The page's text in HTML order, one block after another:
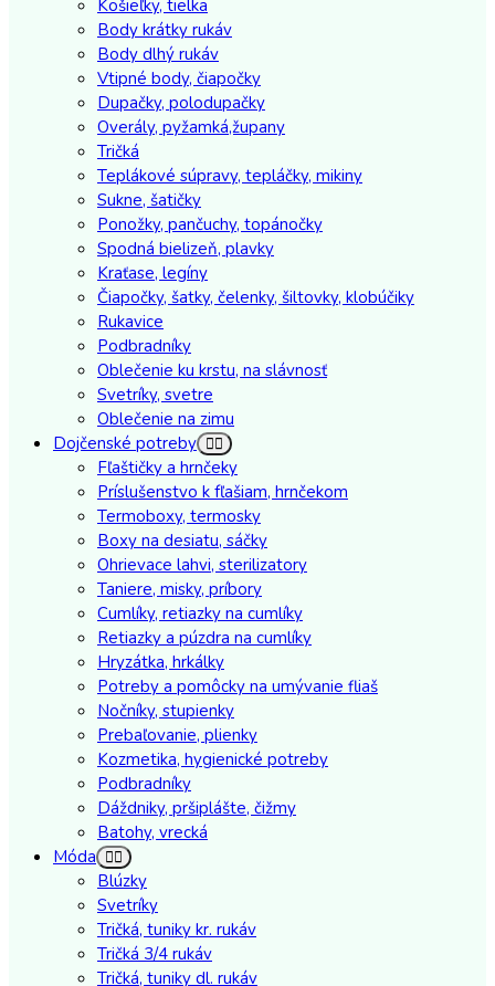
Košieľky, tielka
Body krátky rukáv
Body dlhý rukáv
Vtipné body, čiapočky
Dupačky, polodupačky
Overály, pyžamká,župany
Tričká
Teplákové súpravy, tepláčky, mikiny
Sukne, šatičky
Ponožky, pančuchy, topánočky
Spodná bielizeň, plavky
Kraťase, legíny
Čiapočky, šatky, čelenky, šiltovky, klobúčiky
Rukavice
Podbradníky
Oblečenie ku krstu, na slávnosť
Svetríky, svetre
Oblečenie na zimu
Dojčenské potreby
Fľaštičky a hrnčeky
Príslušenstvo k fľašiam, hrnčekom
Termoboxy, termosky
Boxy na desiatu, sáčky
Ohrievace lahvi, sterilizatory
Taniere, misky, príbory
Cumlíky, retiazky na cumlíky
Retiazky a púzdra na cumlíky
Hryzátka, hrkálky
Potreby a pomôcky na umývanie fliaš
Nočníky, stupienky
Prebaľovanie, plienky
Kozmetika, hygienické potreby
Podbradníky
Dáždniky, pršiplášte, čižmy
Batohy, vrecká
Móda
Blúzky
Svetríky
Tričká, tuniky kr. rukáv
Tričká 3/4 rukáv
Tričká, tuniky dl. rukáv